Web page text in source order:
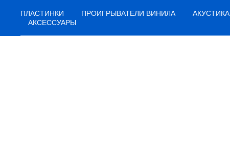
ПЛАСТИНКИ ПРОИГРЫВАТЕЛИ ВИНИЛА
АКУСТИКА
АКСЕССУАРЫ